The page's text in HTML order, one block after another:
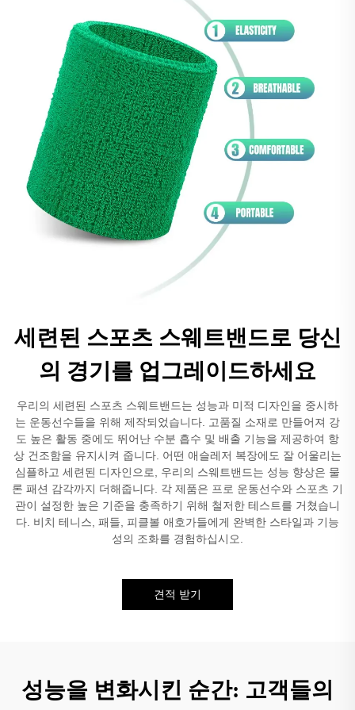
세련된 스포츠 스웨트밴드로 당신
의 경기를 업그레이드하세요
우리의 세련된 스포츠 스웨트밴드는 성능과 미적 디자인을 중시하
는 운동선수들을 위해 제작되었습니다. 고품질 소재로 만들어져 강
도 높은 활동 중에도 뛰어난 수분 흡수 및 배출 기능을 제공하여 항
상 건조함을 유지시켜 줍니다. 어떤 애슬레저 복장에도 잘 어울리는
심플하고 세련된 디자인으로, 우리의 스웨트밴드는 성능 향상은 물
론 패션 감각까지 더해줍니다. 각 제품은 프로 운동선수와 스포츠 기
관이 설정한 높은 기준을 충족하기 위해 철저한 테스트를 거쳤습니
다. 비치 테니스, 패들, 피클볼 애호가들에게 완벽한 스타일과 기능
성의 조화를 경험하십시오.
견적 받기
성능을 변화시킨 순간: 고객들의